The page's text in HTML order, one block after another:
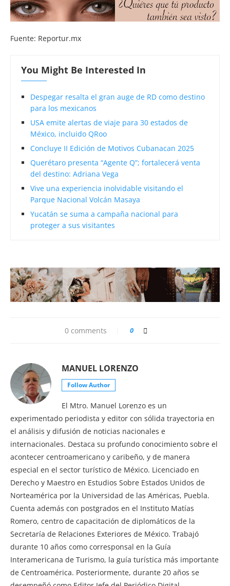
Fuente: Reportur.mx
You Might Be Interested In
Despegar resalta el gran auge de RD como destino
para los mexicanos
USA emite alertas de viaje para 30 estados de
México, incluido QRoo
Concluye II Edición de Motivos Cubanacan 2025
Querétaro presenta “Agente Q”; fortalecerá venta
del destino: Adriana Vega
Vive una experiencia inolvidable visitando el
Parque Nacional Volcán Masaya
Yucatán se suma a campaña nacional para
proteger a sus visitantes
0 comments 0
MANUEL LORENZO
Follow Author
El Mtro. Manuel Lorenzo es un
experimentado periodista y editor con sólida trayectoria en
el análisis y difusión de noticias nacionales e
internacionales. Destaca su profundo conocimiento sobre el
acontecer centroamericano y caribeño, y de manera
especial en el sector turístico de México. Licenciado en
Derecho y Maestro en Estudios Sobre Estados Unidos de
Norteamérica por la Universidad de las Américas, Puebla.
Cuenta además con postgrados en el Instituto Matías
Romero, centro de capacitación de diplomáticos de la
Secretaría de Relaciones Exteriores de México. Trabajó
durante 10 años como corresponsal en la Guía
Interamericana de Turismo, la guía turística más importante
de Centroamérica. Posteriormente, durante 20 años se